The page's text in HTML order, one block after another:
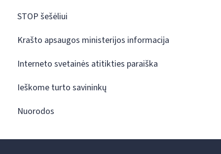
STOP šešėliui
Krašto apsaugos ministerijos informacija
Interneto svetainės atitikties paraiška
Ieškome turto savininkų
Nuorodos